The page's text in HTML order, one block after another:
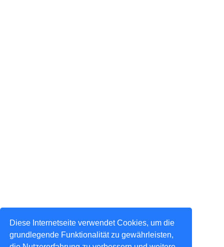
Diese Internetseite verwendet Cookies, um die
grundlegende Funktionalität zu gewährleisten,